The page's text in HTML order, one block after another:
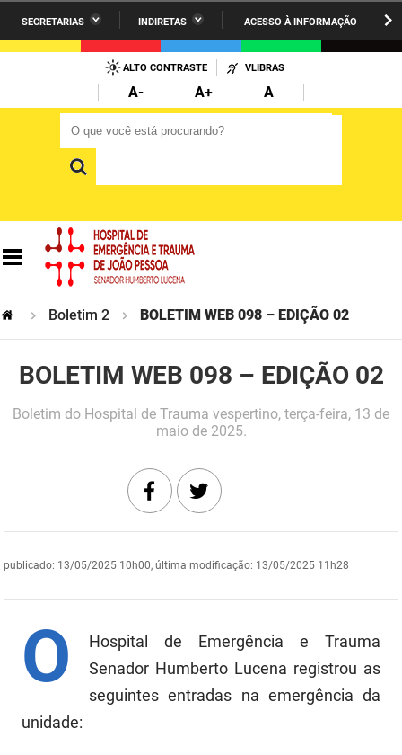
PARA
CONTEÚDO
SECRETARIAS INDIRETAS ACESSO À INFORMAÇÃO
Administração Penitenciária
Agricultura Familiar e Desenvolvimento do Semiárido
Casa Civil do Governador
Ciência, Tecnologia, Inovação e Ensino Superior
Comunicação Institucional
Controladoria Geral do Estado
Desenvolvimento e da Articulação Municipal
Secretaria de Governo
Infraestrutura e dos Recursos Hídricos
Juventude, Esporte e Lazer
ARPB
Codata
Fapesq
Fundação Casa de José Américo
ALTO CONTRASTE VLIBRAS
A- A+
A
O que você está procurando?
Boletim 2 BOLETIM WEB 098 – EDIÇÃO 02
BOLETIM WEB 098 – EDIÇÃO 02
publicado: 13/05/2025 10h00, última modificação: 13/05/2025 11h28
Boletim do Hospital de Trauma vespertino, terça-feira, 13 de
maio de 2025.
O
Hospital de Emergência e Trauma
Senador Humberto Lucena registrou as
seguintes entradas na emergência da
unidade: